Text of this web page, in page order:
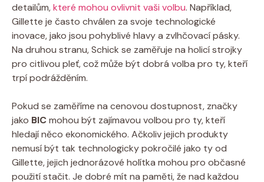
detailům,které mohou ovlivnit vaši volbu. Například,
Gillette je často chválen za svoje technologické
inovace, jako jsou pohyblivé hlavy a zvlhčovací pásky.
Na druhou stranu, Schick se zaměřuje na holicí strojky
pro citlivou pleť, což může být dobrá volba pro ty, kteří
trpí podrážděním.
Pokud se zaměříme na cenovou dostupnost, značky
jako BICmohou být zajímavou volbou pro ty, kteří
hledají něco ekonomického. Ačkoliv jejich produkty
nemusí být tak technologicky pokročilé jako ty od
Gillette, jejich jednorázové holítka mohou pro občasné
použití stačit. Je dobré mít na paměti, že nad každou